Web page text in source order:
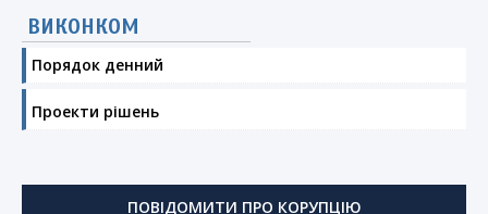
ВИКОНКОМ
Порядок денний
Проекти рішень
ПОВІДОМИТИ ПРО КОРУПЦІЮ